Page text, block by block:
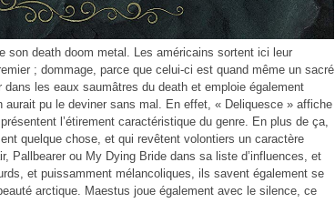
son death doom metal. Les américains sortent ici leur
; dommage, parce que celui-ci est quand même un sacré
les eaux saumâtres du death et emploie également
pu le deviner sans mal. En effet, « Deliquesce » affiche
l’étirement caractéristique du genre. En plus de ça,
quelque chose, et qui revêtent volontiers un caractère
Pallbearer ou My Dying Bride dans sa liste d’influences, et
et puissamment mélancoliques, ils savent également se
arctique. Maestus joue également avec le silence, ce